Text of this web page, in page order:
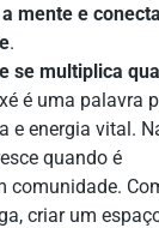
mente e
.
se multiplica
é uma palavra
e energia vital.
quando é
comunidade.
criar um